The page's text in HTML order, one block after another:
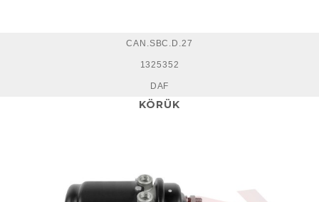
CAN.SBC.D.27
1325352
DAF
KÖRÜK